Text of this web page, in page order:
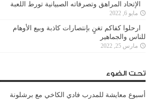
الإتحاد المراهق وتصرفاته الصبيانية تورط اللعبة
مايو 6, 2022
ارحلوا كفاكم تغنٍ بإنتصارات كاذبة وبيع الأوهام
للناس والجماهير
مارس 25, 2022
تحت الضوء
أسبوع معايشة للمدرب فادي الكاخي مع برشلونة